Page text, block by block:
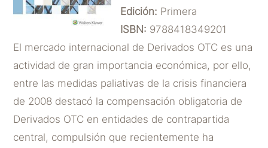
Edición: Primera
ISBN: 9788418349201
El mercado internacional de Derivados OTC es una
actividad de gran importancia económica, por ello,
entre las medidas paliativas de la crisis financiera
de 2008 destacó la compensación obligatoria de
Derivados OTC en entidades de contrapartida
central, compulsión que recientemente ha